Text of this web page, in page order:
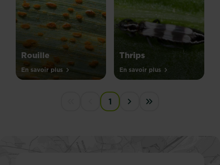
Rouille
En savoir plus
Thrips
En savoir plus
First disabled
Previous disabled
1